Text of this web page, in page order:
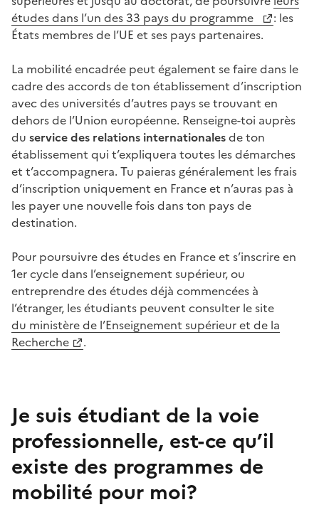
études dans l’un des 33 pays du programme
: les
États membres de l’UE et ses pays partenaires.
La mobilité encadrée peut également se faire dans le
cadre des accords de ton établissement d’inscription
avec des universités d’autres pays se trouvant en
dehors de l’Union européenne. Renseigne-toi auprès
du service des relations internationalesde ton
établissement qui t’expliquera toutes les démarches
et t’accompagnera. Tu paieras généralement les frais
d’inscription uniquement en France et n’auras pas à
les payer une nouvelle fois dans ton pays de
destination.
Pour poursuivre des études en France et s’inscrire en
1er cycle dans l’enseignement supérieur, ou
entreprendre des études déjà commencées à
l’étranger, les étudiants peuvent consulter le site
du ministère de l’Enseignement supérieur et de la
Recherche
.
Je suis étudiant de la voie
professionnelle, est-ce qu’il
existe des programmes de
mobilité pour moi?